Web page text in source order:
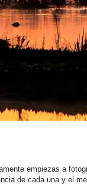
empiezas a
de cada una y el